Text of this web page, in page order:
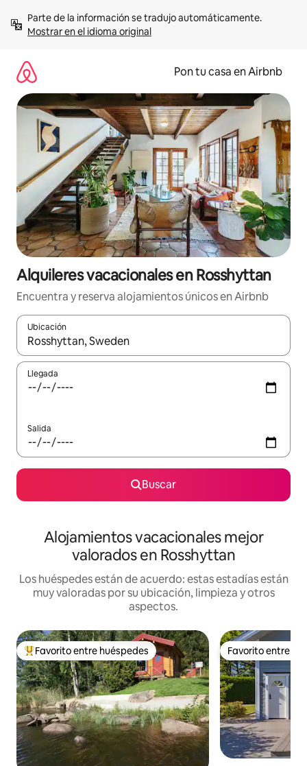
contenidoMostrar en el idioma original
Pon tu casa en Airbnb
Alquileres vacacionales en Rosshyttan
Encuentra y reserva alojamientos únicos en Airbnb
Ubicación
Cuando los resultados estén disponibles, navega con las
Llegada
Salida
Buscar
Alojamientos vacacionales mejor
valorados en Rosshyttan
Los huéspedes están de acuerdo: estas estadías están
muy valoradas por su ubicación, limpieza y otros
aspectos.
Favorito entre huéspedes preferido
Favorito entre huéspedes Favorito entre
Favorito entre